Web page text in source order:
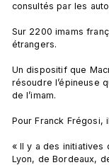
consultés par les
Sur 2200 imams
étrangers.
Un dispositif que
résoudre l’épineuse
de l’imam.
Pour Franck
« Il y a des
Lyon, de Bordeaux,